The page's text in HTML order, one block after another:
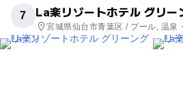
7 La楽リゾートホテル グリー
宮城県仙台市青葉区 / プール, 温泉